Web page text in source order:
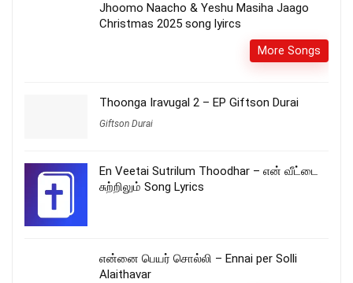
Jhoomo Naacho & Yeshu Masiha Jaago
Christmas 2025 song lyircs
More Songs
Thoonga Iravugal 2 – EP Giftson Durai
Giftson Durai
En Veetai Sutrilum Thoodhar – என் வீட்டை
சுற்றிலும் Song Lyrics
என்னை பெயர் சொல்லி – Ennai per Solli
Alaithavar